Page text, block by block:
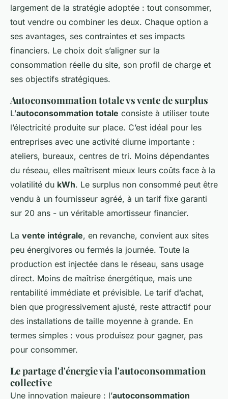
largement de la stratégie adoptée : tout consommer,
tout vendre ou combiner les deux. Chaque option a
ses avantages, ses contraintes et ses impacts
financiers. Le choix doit s’aligner sur la
consommation réelle du site, son profil de charge et
ses objectifs stratégiques.
Autoconsommation totale vs vente de surplus
L’autoconsommation totale consiste à utiliser toute
l’électricité produite sur place. C’est idéal pour les
entreprises avec une activité diurne importante :
ateliers, bureaux, centres de tri. Moins dépendantes
du réseau, elles maîtrisent mieux leurs coûts face à la
volatilité du kWh. Le surplus non consommé peut être
vendu à un fournisseur agréé, à un tarif fixe garanti
sur 20 ans - un véritable amortisseur financier.
La vente intégrale, en revanche, convient aux sites
peu énergivores ou fermés la journée. Toute la
production est injectée dans le réseau, sans usage
direct. Moins de maîtrise énergétique, mais une
rentabilité immédiate et prévisible. Le tarif d’achat,
bien que progressivement ajusté, reste attractif pour
des installations de taille moyenne à grande. En
termes simples : vous produisez pour gagner, pas
pour consommer.
Le partage d'énergie via l'autoconsommation
collective
Une innovation majeure : l’autoconsommation